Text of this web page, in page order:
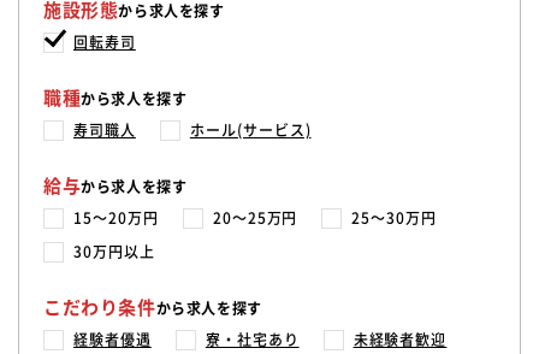
施設形態から求人を探す
回転寿司
職種から求人を探す
寿司職人 ホール(サービス)
給与から求人を探す
15〜20万円 20〜25万円 25〜30万円
30万円以上
こだわり条件から求人を探す
経験者優遇 寮・社宅あり 未経験者歓迎